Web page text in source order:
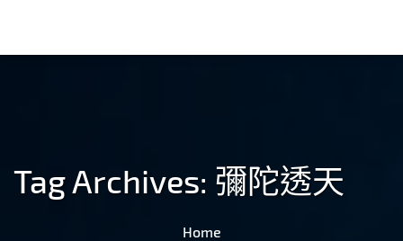
Tag Archives: 彌陀透天
Home